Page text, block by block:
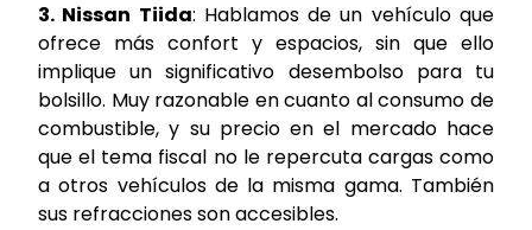
3. Nissan Tiida: Hablamos de un vehículo que
ofrece más confort y espacios, sin que ello
implique un significativo desembolso para tu
bolsillo. Muy razonable en cuanto al consumo de
combustible, y su precio en el mercado hace
que el tema fiscal no le repercuta cargas como
a otros vehículos de la misma gama. También
sus refracciones son accesibles.